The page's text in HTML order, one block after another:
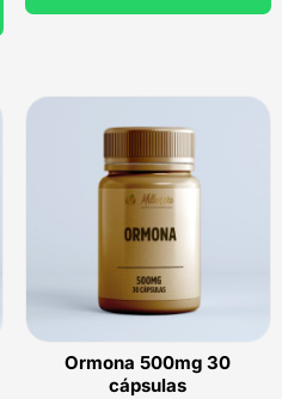
Ormona 500mg 30
cápsulas